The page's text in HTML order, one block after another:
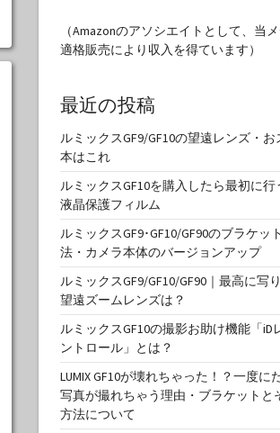
（Amazonのアソシエイトとして、当
適格販売により収入を得ています）
最近の投稿
ルミックスGF9/GF10の望遠レンズ・お
本はこれ
ルミックスGF10を購入したら最初に行
液晶保護フィルム
ルミックスGF9･GF10/GF90のブラケッ
法・カメラ本体のバージョンアップ
ルミックスGF9/GF10/GF90｜最高に写
望遠ズームレンズは？
ルミックスGF10の撮影お助け機能「iD
ントロール」とは？
LUMIX GF10が壊れちゃった！？一度に
写真が撮れちゃう理由・ブラケットと
方法について